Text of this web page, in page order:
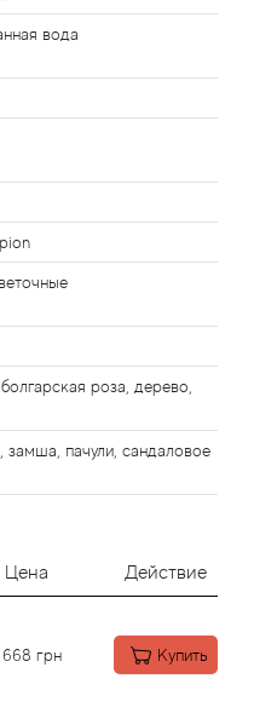
вода
роза, дерево,
замша, пачули, сандаловое
Цена Действие
668 грн Купить